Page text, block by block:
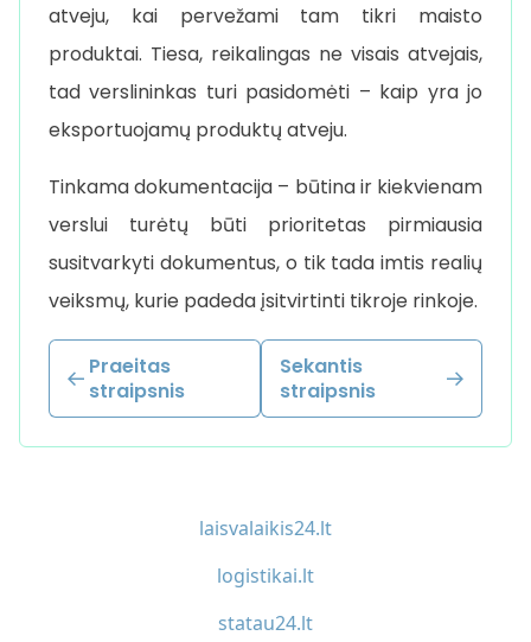
atveju, kai pervežami tam tikri maisto
produktai. Tiesa, reikalingas ne visais atvejais,
tad verslininkas turi pasidomėti – kaip yra jo
eksportuojamų produktų atveju.
Tinkama dokumentacija – būtina ir kiekvienam
verslui turėtų būti prioritetas pirmiausia
susitvarkyti dokumentus, o tik tada imtis realių
veiksmų, kurie padeda įsitvirtinti tikroje rinkoje.
Praeitas
straipsnis
Sekantis
straipsnis
laisvalaikis24.lt
logistikai.lt
statau24.lt